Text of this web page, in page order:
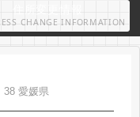
CHANGE INFORMATION
38 愛媛県